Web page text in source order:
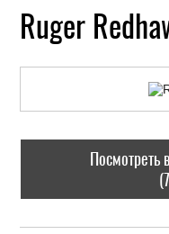
Ruger
Посмотреть